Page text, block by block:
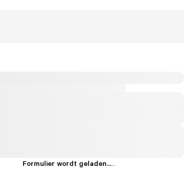
Formulier wordt geladen......